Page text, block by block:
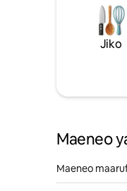
Jiko
Maeneo
Maeneo